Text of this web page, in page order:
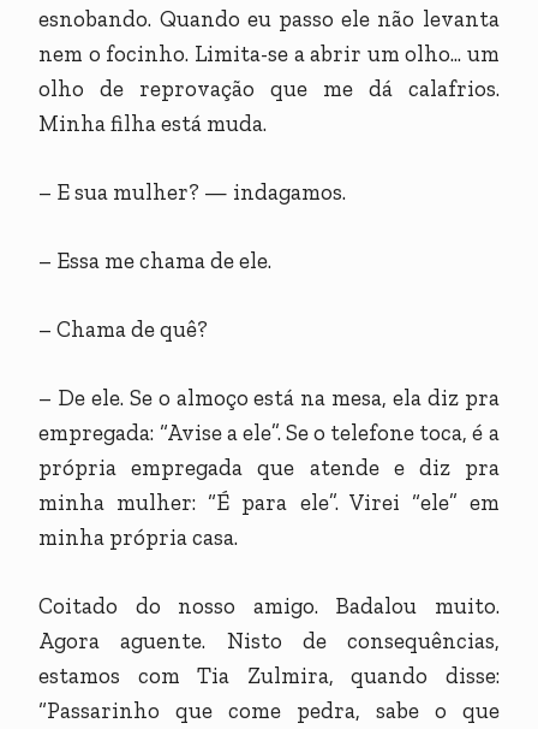
esnobando. Quando eu passo ele não levanta
nem o focinho. Limita-se a abrir um olho... um
olho de reprovação que me dá calafrios.
Minha filha está muda.
– E sua mulher? — indagamos.
– Essa me chama de ele.
– Chama de quê?
– De ele. Se o almoço está na mesa, ela diz pra
empregada: “Avise a ele”. Se o telefone toca, é a
própria empregada que atende e diz pra
minha mulher: “É para ele”. Virei “ele” em
minha própria casa.
Coitado do nosso amigo. Badalou muito.
Agora aguente. Nisto de consequências,
estamos com Tia Zulmira, quando disse:
“Passarinho que come pedra, sabe o que